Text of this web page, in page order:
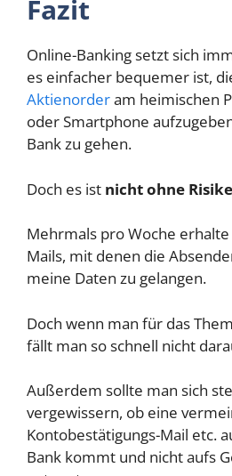
Fazit
Online-Banking setzt sich
es einfacher bequemer ist,
Aktienorderam heimischen
oder Smartphone
Bank zu gehen.
Doch es ist nicht ohne
Mehrmals pro Woche
Mails, mit denen die
meine Daten zu gelangen.
Doch wenn man für das
fällt man so schnell nicht
Außerdem sollte man sich
vergewissern, ob eine
Kontobestätigungs-Mail etc.
Bank kommt und nicht aufs